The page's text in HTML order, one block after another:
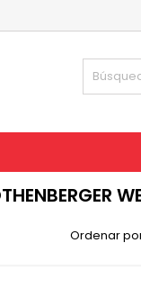
Ordenar